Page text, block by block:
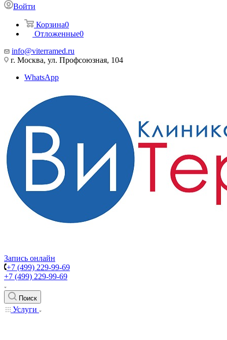
Войти
Корзина0
Отложенные0
info@viterramed.ru
г. Москва, ул. Профсоюзная, 104
WhatsApp
Запись онлайн
+7 (499) 229-99-69
+7 (499) 229-99-69
Поиск
Услуги